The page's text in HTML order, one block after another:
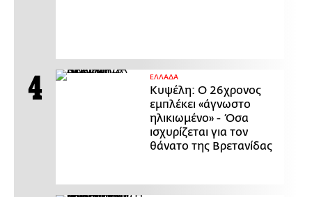
ΕΛΛΑΔΑ
Κυψέλη: Ο 26χρονος
εμπλέκει «άγνωστο
ηλικιωμένο» - Όσα
ισχυρίζεται για τον
θάνατο της Βρετανίδας